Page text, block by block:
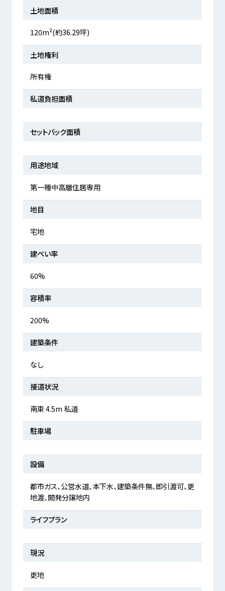
土地面積
120m²(約36.29坪)
土地権利
所有権
私道負担面積
セットバック面積
用途地域
第一種中高層住居専用
地目
宅地
建ぺい率
60%
容積率
200%
建築条件
なし
接道状況
南東 4.5m 私道
駐車場
設備
都市ガス、公営水道、本下水、建築条件無、即引渡可、更
地渡、開発分譲地内
ライフプラン
現況
更地